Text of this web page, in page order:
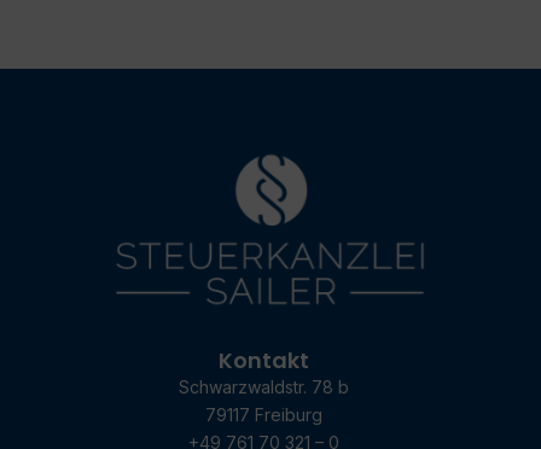
Kontakt
Schwarzwaldstr. 78 b
79117 Freiburg
+49 761 70 321 – 0